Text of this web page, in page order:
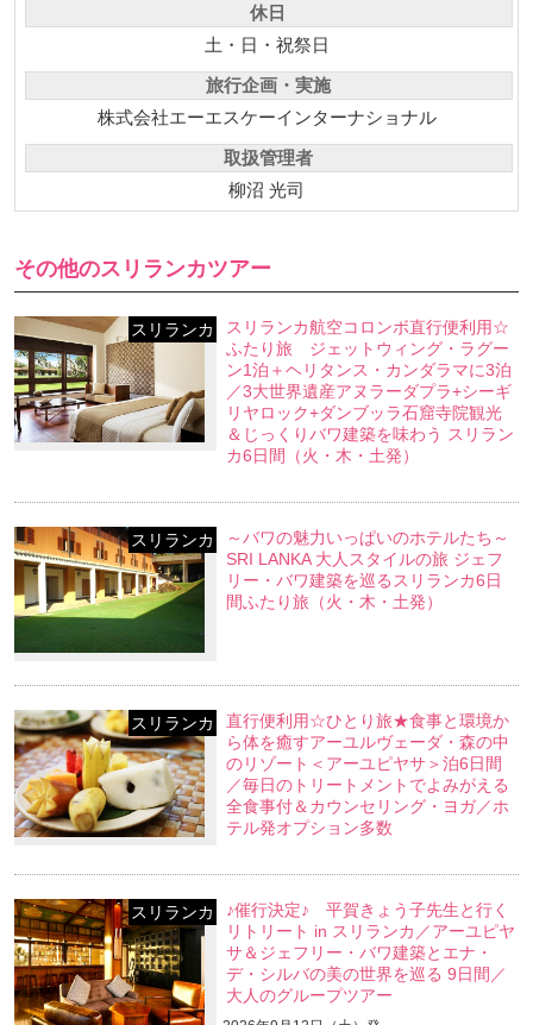
休日
土・日・祝祭日
旅行企画・実施
株式会社エーエスケーインターナショナル
取扱管理者
柳沼 光司
その他のスリランカツアー
スリランカ
スリランカ航空コロンボ直行便利用☆
ふたり旅 ジェットウィング・ラグー
ン1泊＋ヘリタンス・カンダラマに3泊
／3大世界遺産アヌラーダプラ+シーギ
リヤロック+ダンブッラ石窟寺院観光
＆じっくりバワ建築を味わう スリラン
カ6日間（火・木・土発）
スリランカ
～バワの魅力いっぱいのホテルたち～
SRI LANKA 大人スタイルの旅 ジェフ
リー・バワ建築を巡るスリランカ6日
間ふたり旅（火・木・土発）
スリランカ
直行便利用☆ひとり旅★食事と環境か
ら体を癒すアーユルヴェーダ・森の中
のリゾート＜アーユピヤサ＞泊6日間
／毎日のトリートメントでよみがえる
全食事付＆カウンセリング・ヨガ／ホ
テル発オプション多数
スリランカ
♪催行決定♪ 平賀きょう子先生と行く
リトリート in スリランカ／アーユピヤ
サ＆ジェフリー・バワ建築とエナ・
デ・シルバの美の世界を巡る 9日間／
大人のグループツアー